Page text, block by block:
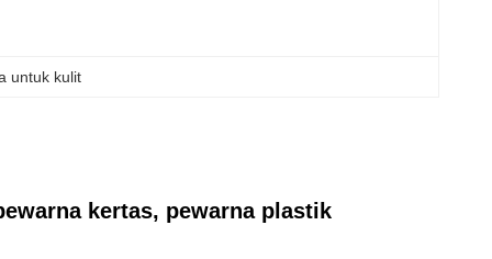
untuk kulit
kertas, pewarna plastik